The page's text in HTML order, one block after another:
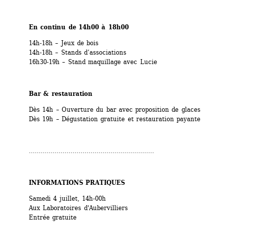
En continu de 14h00 à 18h00
14h-18h – Jeux de bois
14h-18h – Stands d’associations
16h30-19h – Stand maquillage avec Lucie
Bar & restauration
Dès 14h – Ouverture du bar avec proposition de glaces
Dès 19h – Dégustation gratuite et restauration payante
...............................................................
INFORMATIONS PRATIQUES
Samedi 4 juillet, 14h-00h
Aux Laboratoires d'Aubervilliers
Entrée gratuite